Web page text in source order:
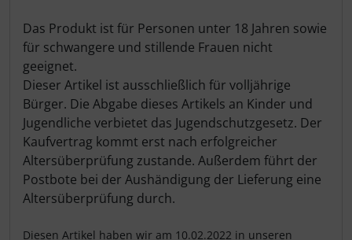
Das Produkt ist für Personen unter 18 Jahren sowie
für schwangere und stillende Frauen nicht
geeignet.
Dieser Artikel ist ausschließlich für volljährige
Bürger. Die Abgabe dieses Artikels an Kinder und
Jugendliche verbietet das Jugendschutzgesetz. Der
Kaufvertrag kommt erst nach erfolgreicher
Altersüberprüfung zustande. Außerdem führt der
Postbote bei der Aushändigung der Lieferung eine
Altersüberprüfung durch.
Diesen Artikel haben wir am 10.02.2022 in unseren